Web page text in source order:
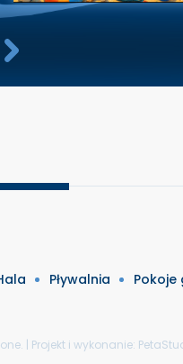
Pływalnia Pokoje
| Projekt i wykonanie: